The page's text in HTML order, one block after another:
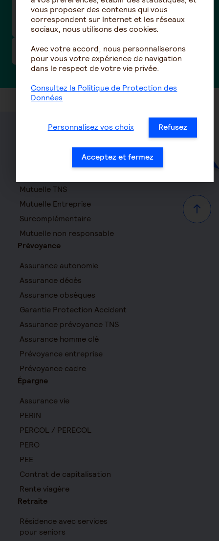
Pourquoi ma cotisation retraite
supplémentaire augmente chaque année ?
Qu'est-ce que Amphitéa ?
Haut
Mutuelle TNS
Mutuelle Entreprise
Surcomplémentaire
Mutuelle non responsable
Prévoyance
Assurance autonomie
Assurance décès
Assurance obsèques
Garantie Protection Accident
Assurance prévoyance TNS
Assurance homme clé
Prévoyance entreprise
Prévoyance cadre
Épargne
Assurance vie
PERIN
PERCOL / PERECOL
PERO
PEE
Contrat de capitalisation
Rente viagère
Retraite
Résidence avec services
pour seniors
vous proposer des contenus qui vous
correspondent sur Internet et les réseaux
sociaux, nous utilisons des cookies.
Avec votre accord, nous personnaliserons
pour vous votre expérience de navigation
dans le respect de votre vie privée.
Consultez la Politique de Protection des
Données
Personnalisez vos choix Refusez
Acceptez et fermez